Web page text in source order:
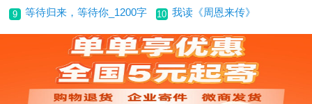
9 等待归来，等待你_1200字 10 我读《周恩来传》